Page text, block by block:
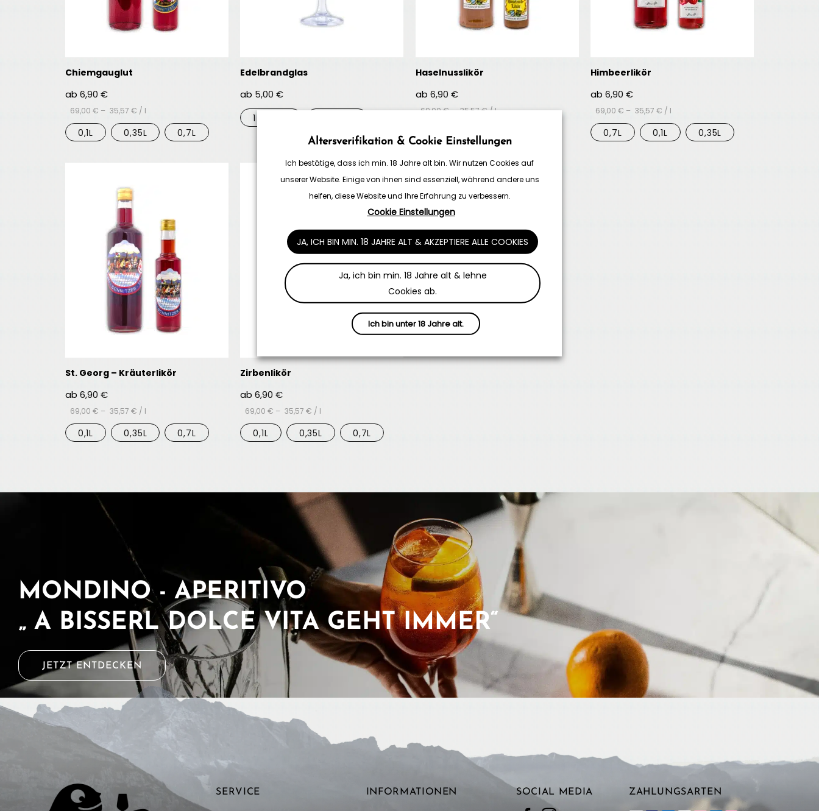
Chiemgauglut
ab 6,90 €
69,00 € – 35,57 € / l
0,1L 0,35L 0,7L
Edelbrandglas
ab 5,00€
1 STÜCK
Haselnusslikör
ab 6,90 €
69,00€– 35,57€/l
0,1L 0,35L
Himbeerlikör
ab 6,90€
69,00€ – 35,57€ / l
0,7L 0,1L 0,35L
St. Georg – Kräuterlikör
ab 6,90 €
69,00 € – 35,57 € / l
0,1L 0,35L 0,7L
Zirbenlikör
ab 6,90€
69,00€ – 35,57€ / l
0,1L 0,35L 0,7L
MONDINO - APERITIVO
„ A BISSERL DOLCE VITA GEHT IMMER“
JETZT ENTDECKEN
SERVICE INFORMATIONEN SOCIAL MEDIA ZAHLUNGSARTEN
Altersverifikation & Cookie Einstellungen
Ich bestätige, dass ich min. 18 Jahre alt bin. Wir nutzen Cookies auf
unserer Website. Einige von ihnen sind essenziell, während andere uns
helfen, diese Website und Ihre Erfahrung zu verbessern.
Cookie Einstellungen
JA, ICH BIN MIN. 18 JAHRE ALT & AKZEPTIERE ALLE COOKIES
Ja, ich bin min. 18 Jahre alt & lehne
Cookies ab.
Ich bin unter 18 Jahre alt.